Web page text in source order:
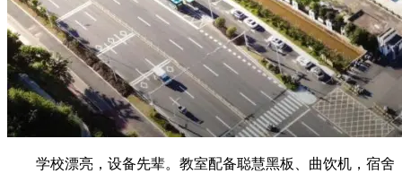
学校漂亮，设备先辈。教室配备聪慧黑板、曲饮机，宿舍